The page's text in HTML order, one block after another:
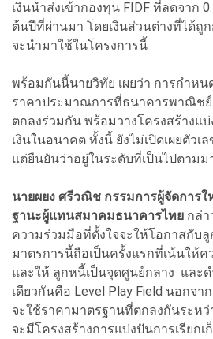
เงินนำส่งเข้ากองทุน FIDF ที่ลดจาก
ต้นปีที่ผ่านมา โดยเงินส่วนต่างที่ได้ถู
จะนำมาใช้ในโครงการนี้
พร้อมกันนี้นายวิทัย เผยว่า การกำห
ราคาประมาณการที่ธนาคารพาณิช
ตกลงร่วมกัน พร้อมวางโครงสร้างแบ่
เงินในอนาคต ทั้งนี้ ยังไม่เปิดเผยตัว
แต่ยืนยันว่าอยู่ในระดับที่เป็นไปตาม
นายผยง ศรีวณิช กรรมการผู้จัดการ
ฐานะผู้แทนสมาคมธนาคารไทย กล่า
ความร่วมมือที่ตั้งใจจะให้โอกาสกับ
มาตรการนี้ถือเป็นครั้งแรกที่เน้นให้
และให้ ลูกหนี้เป็นจุดศูนย์กลาง และ
เดียวกันคือ Level Play Field นอกจา
จะใช้ราคามาตรฐานที่ตกลงกันระห
จะมีโครงสร้างการแบ่งปันการเรียกเก็